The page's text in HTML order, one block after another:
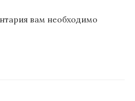
вам необходимо